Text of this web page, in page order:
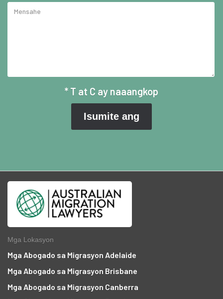
* T at C ay naaangkop
Mga Lokasyon
Mga Abogado sa Migrasyon Adelaide
Mga Abogado sa Migrasyon Brisbane
Mga Abogado sa Migrasyon Canberra